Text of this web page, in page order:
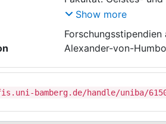
Projekt: Itinerancy
Laufzeit: 01.10.2015 -
Show more
Alexander-von-
bamberg.de/handle/uniba/